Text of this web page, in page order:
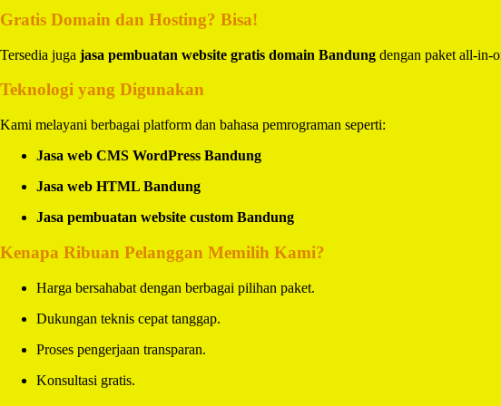
Gratis Domain dan Hosting? Bisa!
Tersedia juga jasa pembuatan website gratis domain Bandung dengan paket all-in-
Teknologi yang Digunakan
Kami melayani berbagai platform dan bahasa pemrograman seperti:
Jasa web CMS WordPress Bandung
Jasa web HTML Bandung
Jasa pembuatan website custom Bandung
Kenapa Ribuan Pelanggan Memilih Kami?
Harga bersahabat dengan berbagai pilihan paket.
Dukungan teknis cepat tanggap.
Proses pengerjaan transparan.
Konsultasi gratis.